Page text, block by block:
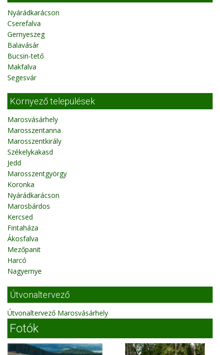
Nyárádkarácson
Cserefalva
Gernyeszeg
Balavásár
Bucsin-tető
Makfalva
Segesvár
Környező települések
Marosvásárhely
Marosszentanna
Marosszentkirály
Székelykakasd
Jedd
Marosszentgyörgy
Koronka
Nyárádkarácson
Marosbárdos
Kercsed
Fintaháza
Ákosfalva
Mezőpanit
Harcó
Nagyernye
Útvonaltervező
Útvonaltervező Marosvásárhely
Fotók